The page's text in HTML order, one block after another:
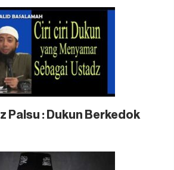
Palsu : Dukun Berkedok